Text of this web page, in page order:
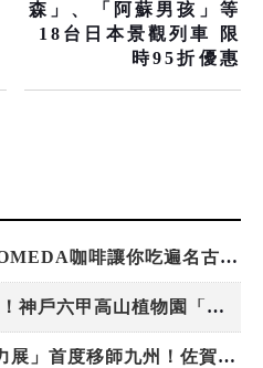
森」、「阿蘇男孩」等
18台日本景觀列車 限
時95折優惠
台灣吃不到！和風版KOMEDA咖啡讓你吃遍名古屋在地美食
稀有「飛天白鷺」綻放！神戶六甲高山植物園「鷺草」珍貴現身
220萬人次朝聖「吉卜力展」首度移師九州！佐賀站早鳥平日套票8/10搶先開賣